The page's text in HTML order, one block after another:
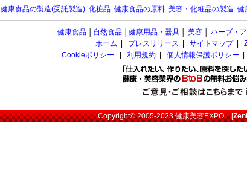
健康食品の製造(受託製造) 化粧品 健康食品の原料 美容・化粧品の製造 健
健康食品 自然食品 健康用品・器具 美容 ハーブ・
ホーム
プレスリリース サイトマップ|
Cookieポリシー
利用規約 個人情報保護ポリシー
Copyright© 2005-2023健康美容EXPO[